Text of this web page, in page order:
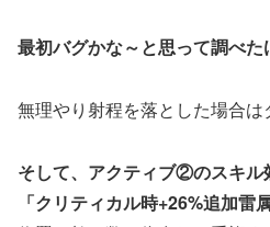
最初バグかな～と思って調べ
無理やり射程を落とした場合
そして、アクティブ②のスキル
「クリティカル時+26%追加雷